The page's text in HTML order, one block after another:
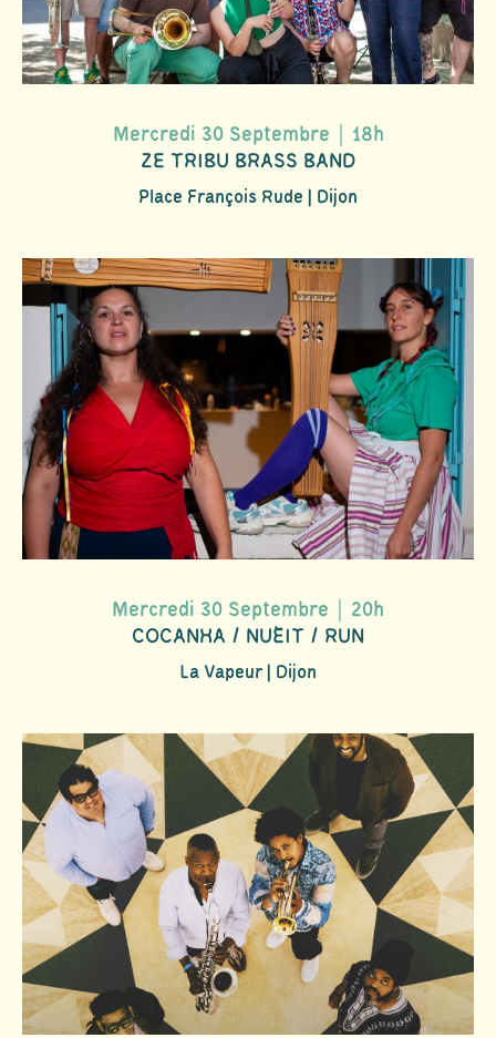
Mercredi 30 Septembre｜18h
ZE TRIBU BRASS BAND
Place François Rude | Dijon
Mercredi 30 Septembre｜20h
COCANHA / NUÈIT / RUN
La Vapeur | Dijon